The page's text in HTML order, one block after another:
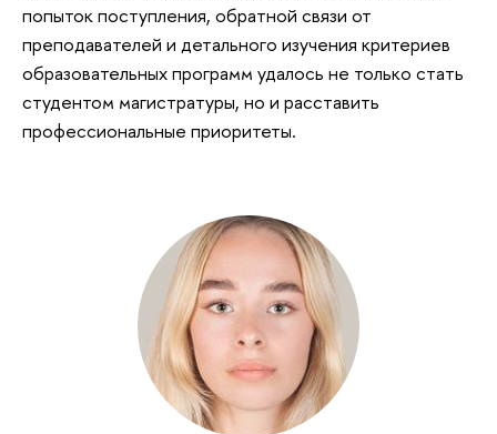
попыток поступления, обратной связи от
преподавателей и детального изучения критериев
образовательных программ удалось не только стать
студентом магистратуры, но и расставить
профессиональные приоритеты.